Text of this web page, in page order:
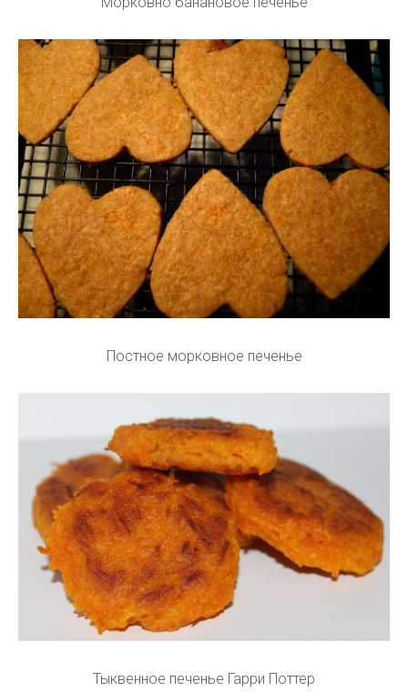
Постное морковное печенье
Тыквенное печенье Гарри Поттер